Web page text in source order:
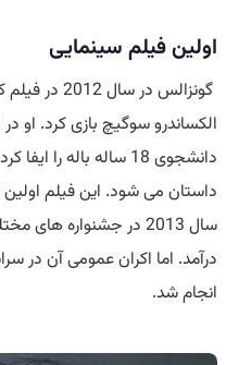
اولین فیلم سینمایی
الکساندرو سوگیچ بازی کرد. او
دانشجوی 18 ساله
داستان می شود. این فیلم
سال 2013 در جشنواره
انجام شد.